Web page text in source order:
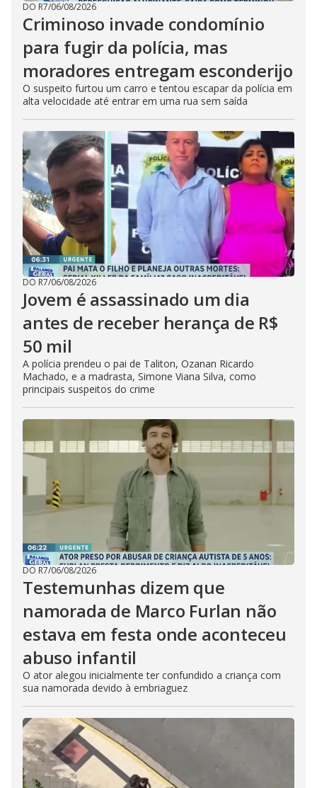
DO R7/06/08/2026
Criminoso invade condomínio
para fugir da polícia, mas
moradores entregam esconderijo
O suspeito furtou um carro e tentou escapar da polícia em
alta velocidade até entrar em uma rua sem saída
DO R7/06/08/2026
Jovem é assassinado um dia
antes de receber herança de R$
50 mil
A polícia prendeu o pai de Taliton, Ozanan Ricardo
Machado, e a madrasta, Simone Viana Silva, como
principais suspeitos do crime
DO R7/06/08/2026
Testemunhas dizem que
namorada de Marco Furlan não
estava em festa onde aconteceu
abuso infantil
O ator alegou inicialmente ter confundido a criança com
sua namorada devido à embriaguez